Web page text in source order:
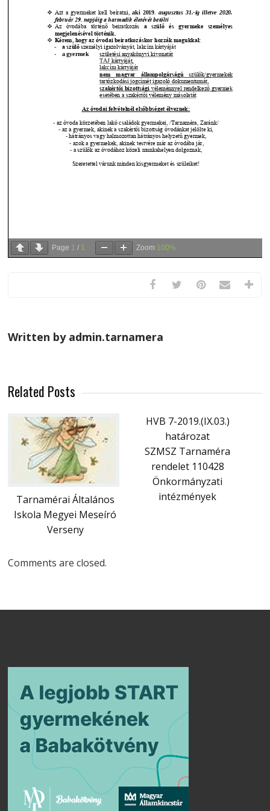
Page 1 / 1 Zoom 100%
Written by admin.tarnamera
Related Posts
Tarnamérai Általános
Iskola Megyei Meseíró
Verseny
HVB 7-2019.(IX.03.)
határozat
SZMSZ Tarnaméra
rendelet 110428
Önkormányzati
intézmények
Comments are closed.